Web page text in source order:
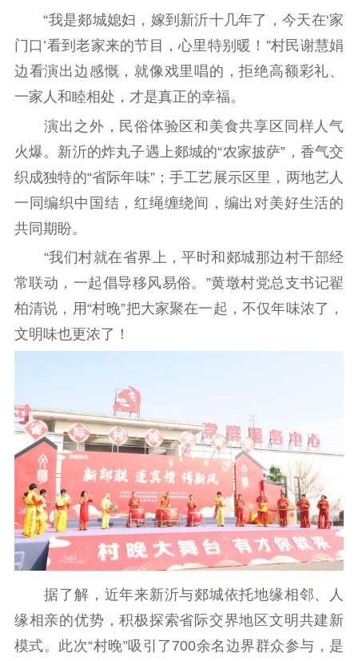
文明创建 文明实践
文明培育
先进典型
社会宣传
红色资源保护利
用
新闻出版
精品出版
扫黄打非
电影工作
电影创作
党建要闻
文化人才
紫金人才 职称评审
数据资源
公共服务
新时代公民素养
提升资源库
新闻出版
政务服务
作品著作权
登记服务
科研创新
服务管理平台
智库服务
管理平台
文艺创作
服务管理
“我是郯城媳妇，嫁到新沂十几年了，今天在‘家
门口’看到老家来的节目，心里特别暖！”村民谢慧娟
边看演出边感慨，就像戏里唱的，拒绝高额彩礼、
一家人和睦相处，才是真正的幸福。
演出之外，民俗体验区和美食共享区同样人气
火爆。新沂的炸丸子遇上郯城的“农家披萨”，香气交
织成独特的“省际年味”；手工艺展示区里，两地艺人
一同编织中国结，红绳缠绕间，编出对美好生活的
共同期盼。
“我们村就在省界上，平时和郯城那边村干部经
常联动，一起倡导移风易俗。”黄墩村党总支书记翟
柏清说，用“村晚”把大家聚在一起，不仅年味浓了，
文明味也更浓了！
据了解，近年来新沂与郯城依托地缘相邻、人
缘相亲的优势，积极探索省际交界地区文明共建新
模式。此次“村晚”吸引了700余名边界群众参与，是